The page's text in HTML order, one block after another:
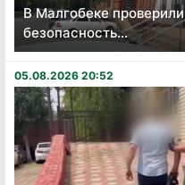
В Малгобеке
безопасность...
05.08.2026 20:52